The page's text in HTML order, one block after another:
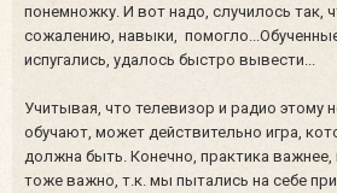
понемножку. И вот надо, случилось так,
сожалению, навыки,
испугались, удалось быстро вывести...
Учитывая, что телевизор и радио этому
обучают, может действительно игра,
должна быть. Конечно, практика важнее,
тоже важно, т.к. мы пытались на себе